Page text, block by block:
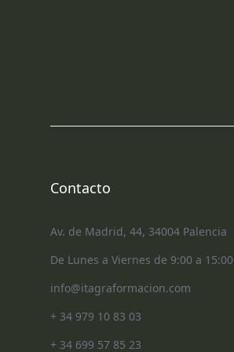
Contacto
Av. de Madrid, 44, 34004 Palencia
De Lunes a Viernes de 9:00 a 15:00
info@itagraformacion.com
+ 34 979 10 83 03
+ 34 699 57 85 23